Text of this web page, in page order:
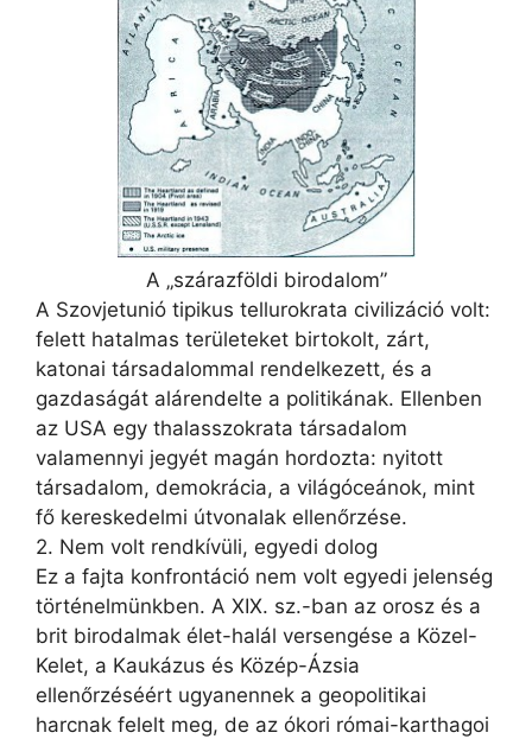
A „szárazföldi birodalom”
A Szovjetunió tipikus tellurokrata civilizáció volt:
felett hatalmas területeket birtokolt, zárt,
katonai társadalommal rendelkezett, és a
gazdaságát alárendelte a politikának. Ellenben
az USA egy thalasszokrata társadalom
valamennyi jegyét magán hordozta: nyitott
társadalom, demokrácia, a világóceánok, mint
fő kereskedelmi útvonalak ellenőrzése.
2. Nem volt rendkívüli, egyedi dolog
Ez a fajta konfrontáció nem volt egyedi jelenség
történelmünkben. A XIX. sz.-ban az orosz és a
brit birodalmak élet-halál versengése a Közel-
Kelet, a Kaukázus és Közép-Ázsia
ellenőrzéséért ugyanennek a geopolitikai
harcnak felelt meg, de az ókori római-karthagoi